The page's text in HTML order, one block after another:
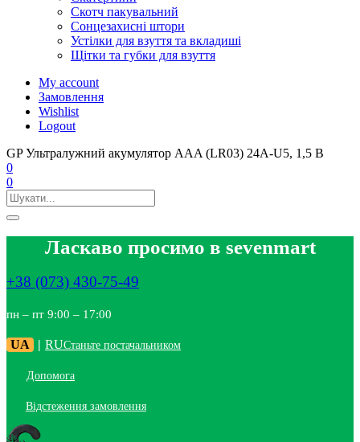
Скотч пакувальний
Сонцезахисні штори
Устілки для взуття та вкладиші
Щітки та губки для взуття
My account
Замовлення
Wishlist
Logout
GP Ультралужний акумулятор AAA (LR03) 24A-U5, 1,5 В
0
0
Ласкаво просимо в sevenmart
+38 (073) 430-75-49
пн – пт 9:00 – 17:00
UA | RUСтаньте постачальником
Допомога
Відстеження замовлення